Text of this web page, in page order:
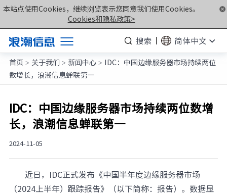
本站点使用Cookies，继续浏览表示您同意我们使用Cookies。
Cookies和隐私政策>
搜索
简体中文
产品
解决方案
服务支持
如何购买
合作伙伴
联合创新平台
关于我们
首页 > 关于我们 > 新闻中心 > IDC：中国边缘服务器市场持续两位
数增长，浪潮信息蝉联第一
IDC：中国边缘服务器市场持续两位数增
长，浪潮信息蝉联第一
2024-11-05
近日，IDC正式发布《中国半年度边缘服务器市场
（2024上半年）跟踪报告》（以下简称：报告）。数据显